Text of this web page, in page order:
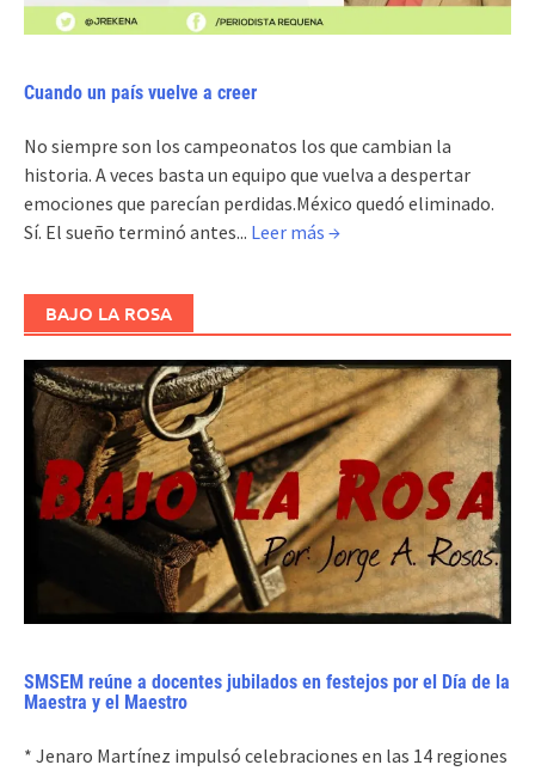
Cuando un país vuelve a creer
No siempre son los campeonatos los que cambian la
historia. A veces basta un equipo que vuelva a despertar
emociones que parecían perdidas.México quedó eliminado.
Sí. El sueño terminó antes... Leer más →
BAJO LA ROSA
SMSEM reúne a docentes jubilados en festejos por el Día de la
Maestra y el Maestro
* Jenaro Martínez impulsó celebraciones en las 14 regiones